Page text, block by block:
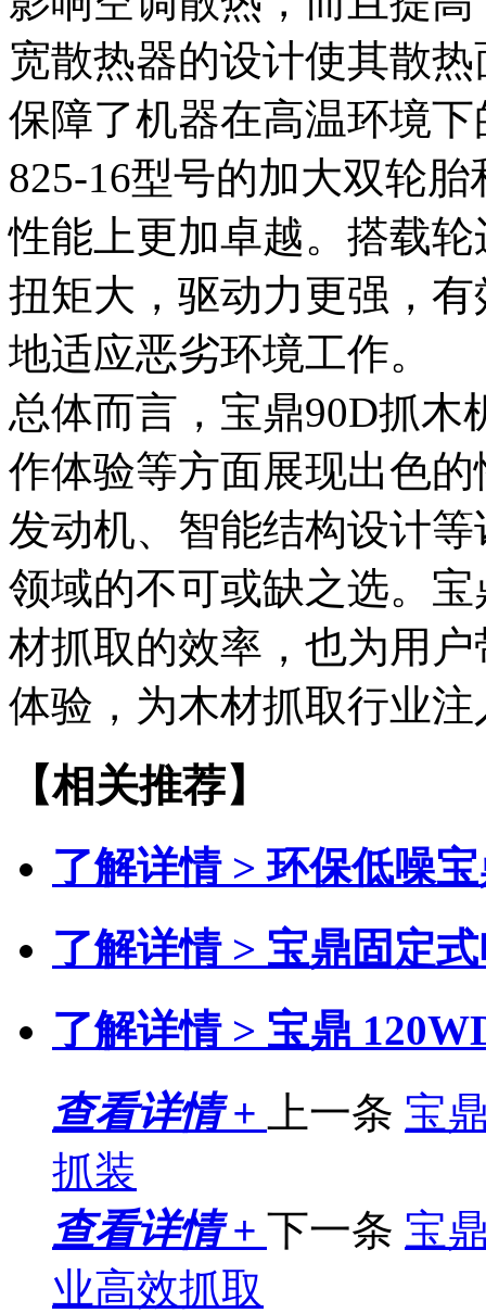
宽散热器的设计使其散
保障了机器在高温环境
825-16型号的加大双轮
性能上更加卓越。搭载
扭矩大，驱动力更强，
地适应恶劣环境工作。
总体而言，宝鼎90D抓木
作体验等方面展现出色
发动机、智能结构设计
领域的不可或缺之选。
材抓取的效率，也为用
体验，为木材抓取行业
【相关推荐】
了解详情 >环保低噪
了解详情 > 宝鼎固定
了解详情 > 宝鼎
查看详情 +
上一条 宝
抓装
查看详情 + 下一条 宝
业高效抓取